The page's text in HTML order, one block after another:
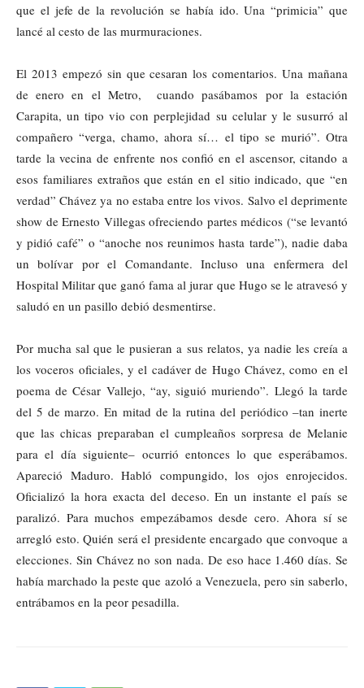
que el jefe de la revolución se había ido. Una “primicia” que
lancé al cesto de las murmuraciones.
El 2013 empezó sin que cesaran los comentarios. Una mañana
de enero en el Metro, cuando pasábamos por la estación
Carapita, un tipo vio con perplejidad su celular y le susurró al
compañero “verga, chamo, ahora sí… el tipo se murió”. Otra
tarde la vecina de enfrente nos confió en el ascensor, citando a
esos familiares extraños que están en el sitio indicado, que “en
verdad” Chávez ya no estaba entre los vivos. Salvo el deprimente
show de Ernesto Villegas ofreciendo partes médicos (“se levantó
y pidió café” o “anoche nos reunimos hasta tarde”), nadie daba
un bolívar por el Comandante. Incluso una enfermera del
Hospital Militar que ganó fama al jurar que Hugo se le atravesó y
saludó en un pasillo debió desmentirse.
Por mucha sal que le pusieran a sus relatos, ya nadie les creía a
los voceros oficiales, y el cadáver de Hugo Chávez, como en el
poema de César Vallejo, “ay, siguió muriendo”. Llegó la tarde
del 5 de marzo. En mitad de la rutina del periódico –tan inerte
que las chicas preparaban el cumpleaños sorpresa de Melanie
para el día siguiente– ocurrió entonces lo que esperábamos.
Apareció Maduro. Habló compungido, los ojos enrojecidos.
Oficializó la hora exacta del deceso. En un instante el país se
paralizó. Para muchos empezábamos desde cero. Ahora sí se
arregló esto. Quién será el presidente encargado que convoque a
elecciones. Sin Chávez no son nada. De eso hace 1.460 días. Se
había marchado la peste que azoló a Venezuela, pero sin saberlo,
entrábamos en la peor pesadilla.